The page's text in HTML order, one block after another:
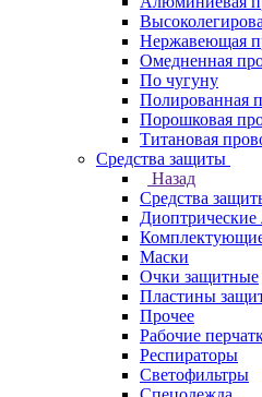
Нержавеющая
Омедненная
По чугуну
Полированная
Порошковая
Титановая
Средства защиты
Назад
Средства
Маски
Очки защитные
Пластины
Прочее
Рабочие
Респираторы
Светофильтры